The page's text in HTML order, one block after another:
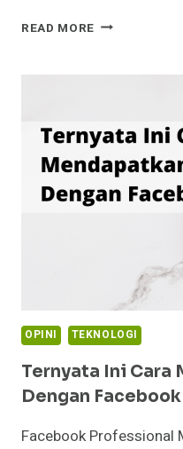
READ MORE DEEP
TO…
OPINI TEKNOLOGI
Ternyata Ini Cara
Dengan
Facebook Professional